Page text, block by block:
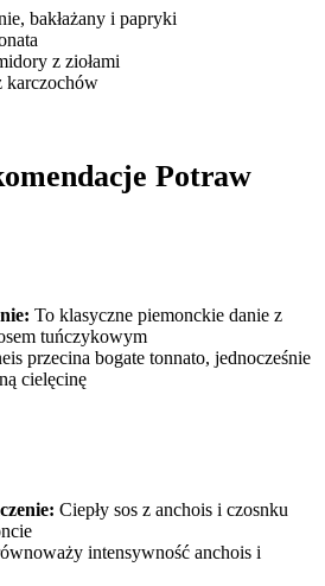
bakłażany i papryki
z ziołami
karczochów
Potraw
To klasyczne piemonckie danie z
tuńczykowym
przecina bogate tonnato, jednocześnie
cielęcinę
Ciepły sos z anchois i czosnku
intensywność anchois i